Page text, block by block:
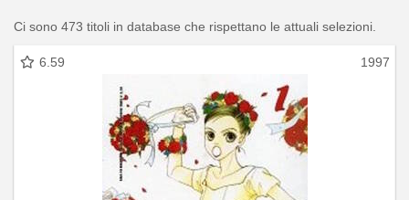
Ci sono 473 titoli in database che rispettano le attuali selezioni.
6.59 1997